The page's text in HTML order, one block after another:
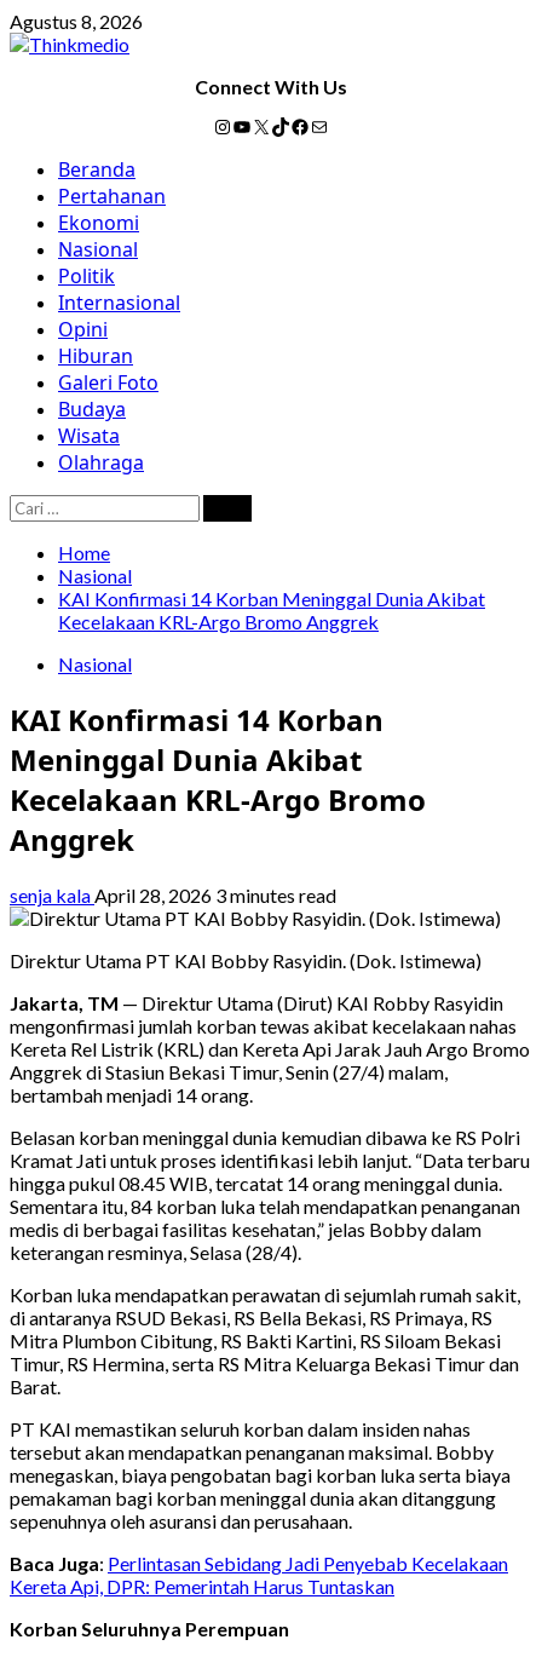
Skip
to
Agustus 8, 2026
Connect With Us
Instagram
YouTube
X TikTok
Facebook
Mail
Primary
Menu
Beranda
Pertahanan
Ekonomi
Nasional
Politik
Internasional
Opini
Hiburan
Galeri Foto
Budaya
Wisata
Olahraga
Cari
untuk:
Home
Nasional
KAI Konfirmasi 14 Korban Meninggal Dunia Akibat
Kecelakaan KRL-Argo Bromo Anggrek
Nasional
KAI Konfirmasi 14 Korban
Meninggal Dunia Akibat
Kecelakaan KRL-Argo Bromo
Anggrek
senja kalaApril 28, 2026 3 minutes read
Direktur Utama PT KAI Bobby Rasyidin. (Dok. Istimewa)
Jakarta, TM — Direktur Utama (Dirut) KAI Robby Rasyidin
mengonfirmasi jumlah korban tewas akibat kecelakaan nahas
Kereta Rel Listrik (KRL) dan Kereta Api Jarak Jauh Argo Bromo
Anggrek di Stasiun Bekasi Timur, Senin (27/4) malam,
bertambah menjadi 14 orang.
Belasan korban meninggal dunia kemudian dibawa ke RS Polri
Kramat Jati untuk proses identifikasi lebih lanjut. “Data terbaru
hingga pukul 08.45 WIB, tercatat 14 orang meninggal dunia.
Sementara itu, 84 korban luka telah mendapatkan penanganan
medis di berbagai fasilitas kesehatan,” jelas Bobby dalam
keterangan resminya, Selasa (28/4).
Korban luka mendapatkan perawatan di sejumlah rumah sakit,
di antaranya RSUD Bekasi, RS Bella Bekasi, RS Primaya, RS
Mitra Plumbon Cibitung, RS Bakti Kartini, RS Siloam Bekasi
Timur, RS Hermina, serta RS Mitra Keluarga Bekasi Timur dan
Barat.
PT KAI memastikan seluruh korban dalam insiden nahas
tersebut akan mendapatkan penanganan maksimal. Bobby
menegaskan, biaya pengobatan bagi korban luka serta biaya
pemakaman bagi korban meninggal dunia akan ditanggung
sepenuhnya oleh asuransi dan perusahaan.
Baca Juga: Perlintasan Sebidang Jadi Penyebab Kecelakaan
Kereta Api, DPR: Pemerintah Harus Tuntaskan
Korban Seluruhnya Perempuan